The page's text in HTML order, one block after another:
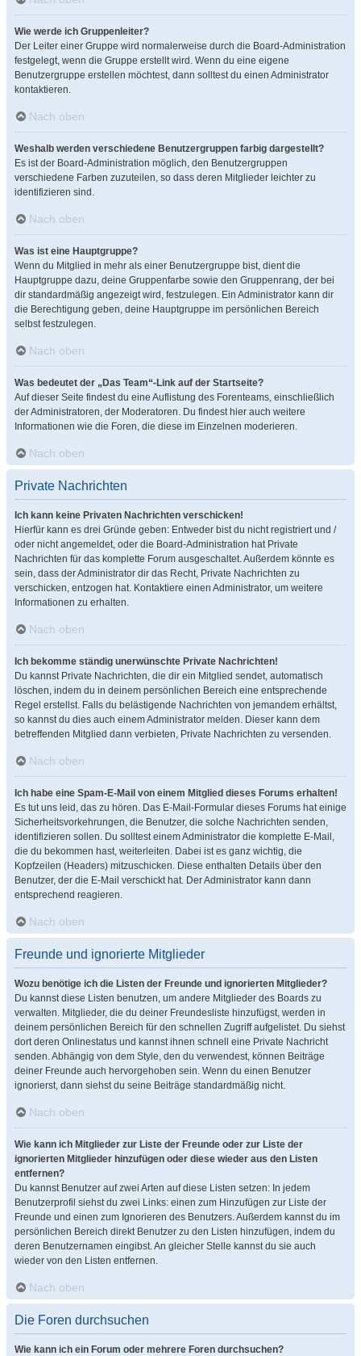
Wie werde ich Gruppenleiter?
Der Leiter einer Gruppe wird normalerweise durch die Board-Administration
festgelegt, wenn die Gruppe erstellt wird. Wenn du eine eigene
Benutzergruppe erstellen möchtest, dann solltest du einen Administrator
kontaktieren.
Nach oben
Weshalb werden verschiedene Benutzergruppen farbig dargestellt?
Es ist der Board-Administration möglich, den Benutzergruppen
verschiedene Farben zuzuteilen, so dass deren Mitglieder leichter zu
identifizieren sind.
Nach oben
Was ist eine Hauptgruppe?
Wenn du Mitglied in mehr als einer Benutzergruppe bist, dient die
Hauptgruppe dazu, deine Gruppenfarbe sowie den Gruppenrang, der bei
dir standardmäßig angezeigt wird, festzulegen. Ein Administrator kann dir
die Berechtigung geben, deine Hauptgruppe im persönlichen Bereich
selbst festzulegen.
Nach oben
Was bedeutet der „Das Team“-Link auf der Startseite?
Auf dieser Seite findest du eine Auflistung des Forenteams, einschließlich
der Administratoren, der Moderatoren. Du findest hier auch weitere
Informationen wie die Foren, die diese im Einzelnen moderieren.
Nach oben
Private Nachrichten
Ich kann keine Privaten Nachrichten verschicken!
Hierfür kann es drei Gründe geben: Entweder bist du nicht registriert und /
oder nicht angemeldet, oder die Board-Administration hat Private
Nachrichten für das komplette Forum ausgeschaltet. Außerdem könnte es
sein, dass der Administrator dir das Recht, Private Nachrichten zu
verschicken, entzogen hat. Kontaktiere einen Administrator, um weitere
Informationen zu erhalten.
Nach oben
Ich bekomme ständig unerwünschte Private Nachrichten!
Du kannst Private Nachrichten, die dir ein Mitglied sendet, automatisch
löschen, indem du in deinem persönlichen Bereich eine entsprechende
Regel erstellst. Falls du belästigende Nachrichten von jemandem erhältst,
so kannst du dies auch einem Administrator melden. Dieser kann dem
betreffenden Mitglied dann verbieten, Private Nachrichten zu versenden.
Nach oben
Ich habe eine Spam-E-Mail von einem Mitglied dieses Forums erhalten!
Es tut uns leid, das zu hören. Das E-Mail-Formular dieses Forums hat einige
Sicherheitsvorkehrungen, die Benutzer, die solche Nachrichten senden,
identifizieren sollen. Du solltest einem Administrator die komplette E-Mail,
die du bekommen hast, weiterleiten. Dabei ist es ganz wichtig, die
Kopfzeilen (Headers) mitzuschicken. Diese enthalten Details über den
Benutzer, der die E-Mail verschickt hat. Der Administrator kann dann
entsprechend reagieren.
Nach oben
Freunde und ignorierte Mitglieder
Wozu benötige ich die Listen der Freunde und ignorierten Mitglieder?
Du kannst diese Listen benutzen, um andere Mitglieder des Boards zu
verwalten. Mitglieder, die du deiner Freundesliste hinzufügst, werden in
deinem persönlichen Bereich für den schnellen Zugriff aufgelistet. Du siehst
dort deren Onlinestatus und kannst ihnen schnell eine Private Nachricht
senden. Abhängig von dem Style, den du verwendest, können Beiträge
deiner Freunde auch hervorgehoben sein. Wenn du einen Benutzer
ignorierst, dann siehst du seine Beiträge standardmäßig nicht.
Nach oben
Wie kann ich Mitglieder zur Liste der Freunde oder zur Liste der
ignorierten Mitglieder hinzufügen oder diese wieder aus den Listen
entfernen?
Du kannst Benutzer auf zwei Arten auf diese Listen setzen: In jedem
Benutzerprofil siehst du zwei Links: einen zum Hinzufügen zur Liste der
Freunde und einen zum Ignorieren des Benutzers. Außerdem kannst du im
persönlichen Bereich direkt Benutzer zu den Listen hinzufügen, indem du
deren Benutzernamen eingibst. An gleicher Stelle kannst du sie auch
wieder von den Listen entfernen.
Nach oben
Die Foren durchsuchen
Wie kann ich ein Forum oder mehrere Foren durchsuchen?